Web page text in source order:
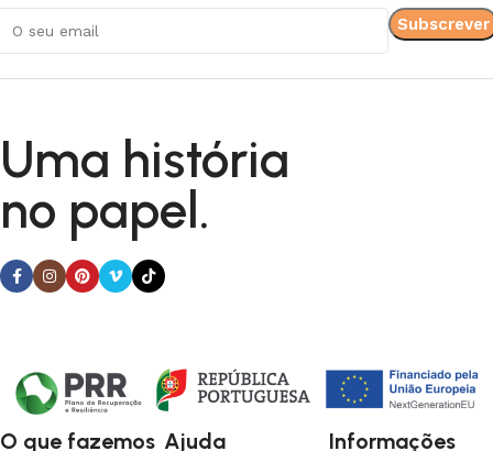
inovador e criativo.
Osenvelopes artesanaissão feitos com materiais de alta
qualidade, garantindo não só a beleza, mas também a
e a textura única do papel vão tornar o seu convite de
casamento ainda mais memorável, criando uma primeira
impressão inesquecível para os seus convidados.
Se procura um toque personalizado e sofisticado para os
seus convites de casamento, os nossos
artesanaissão a escolha ideal, garantindo que cada detalhe
O que fazemos Ajuda Informações
Uma história
no papel.